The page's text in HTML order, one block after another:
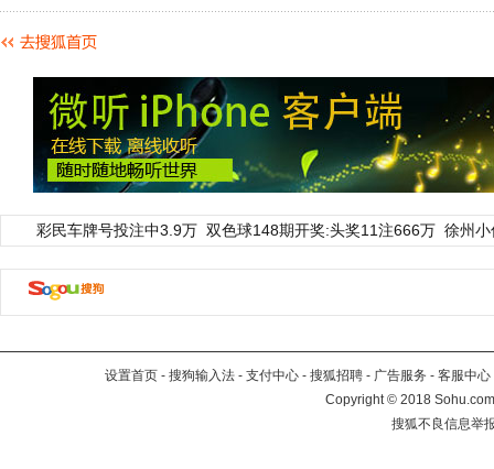
彩民车牌号投注中3.9万 双色球148期开奖:头奖11注666万 徐州
设置首页 - 搜狗输入法 - 支付中心 - 搜狐招聘 - 广告服务 - 客服中心
Copyright©2018
搜狐不良信息举